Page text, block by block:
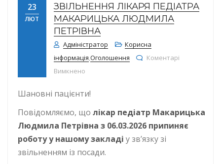
23
ЛЮТ
ЗВІЛЬНЕННЯ ЛІКАРЯ ПЕДІАТРА
МАКАРИЦЬКА ЛЮДМИЛА
ПЕТРІВНА
Адміністратор
Корисна
інформація Оголошення
Коментарі
Вимкнено
Шановні пацієнти!
Повідомляємо, що лікар педіатр Макарицька
Людмила Петрівна з 06.03.2026 припиняє
роботу у нашому закладі у зв’язку зі
звільненням із посади.